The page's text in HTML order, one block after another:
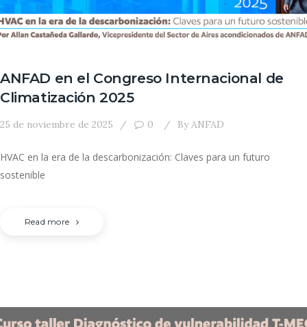
ANFAD en el Congreso Internacional de
Climatización 2025
25 de noviembre de 2025 0 ByANFAD
HVAC en la era de la descarbonización: Claves para un futuro
sostenible
Read more